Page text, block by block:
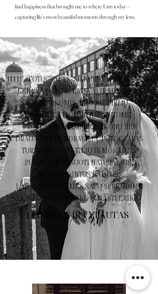
find happiness that brought me to where I am today—
capturing life’s most beautiful moments through my lens.
FOTOGRAFAS, SU KURIUO LABAI
LENGVA JAUSTIS LAISVAI IR MĖGAUTIS
AKIMIRKOMIS. NUO PAT PIRMŲ
PAŽINTIES MOMENTŲ PAJUTOME
PROFESIONALUMĄ IR MALONŲ BEI
DRAUGIŠKĄ BENDRAVIMĄ. FOTOGRAFAS
TURINTIS SAVO STILIŲ IR MOKANTIS
PUIKIAI UŽFIKSUOTI NATŪRALIUS,
NESUVAIDINTUS KADRUS.
LABAI DŽIAUGIAMĖS SAVO SPRENDIMU
IR, KAD MUMS PAVYKO SURASTI ERIKĄ.
GABRIELĖ IR VYTAUTAS